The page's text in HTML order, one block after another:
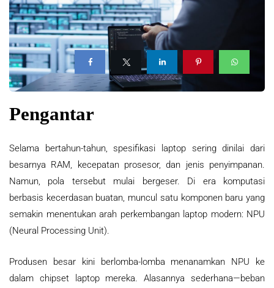
Pengantar
Selama bertahun-tahun, spesifikasi laptop sering dinilai dari
besarnya RAM, kecepatan prosesor, dan jenis penyimpanan.
Namun, pola tersebut mulai bergeser. Di era komputasi
berbasis kecerdasan buatan, muncul satu komponen baru yang
semakin menentukan arah perkembangan laptop modern: NPU
(Neural Processing Unit).
Produsen besar kini berlomba-lomba menanamkan NPU ke
dalam chipset laptop mereka. Alasannya sederhana—beban